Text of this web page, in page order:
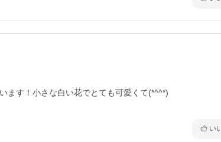
ます！小さな白い花でとても可愛くて(*^^*)
い